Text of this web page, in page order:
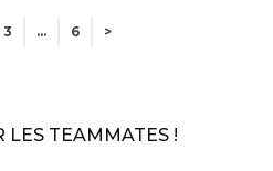
3 … 6 >
LES TEAMMATES !